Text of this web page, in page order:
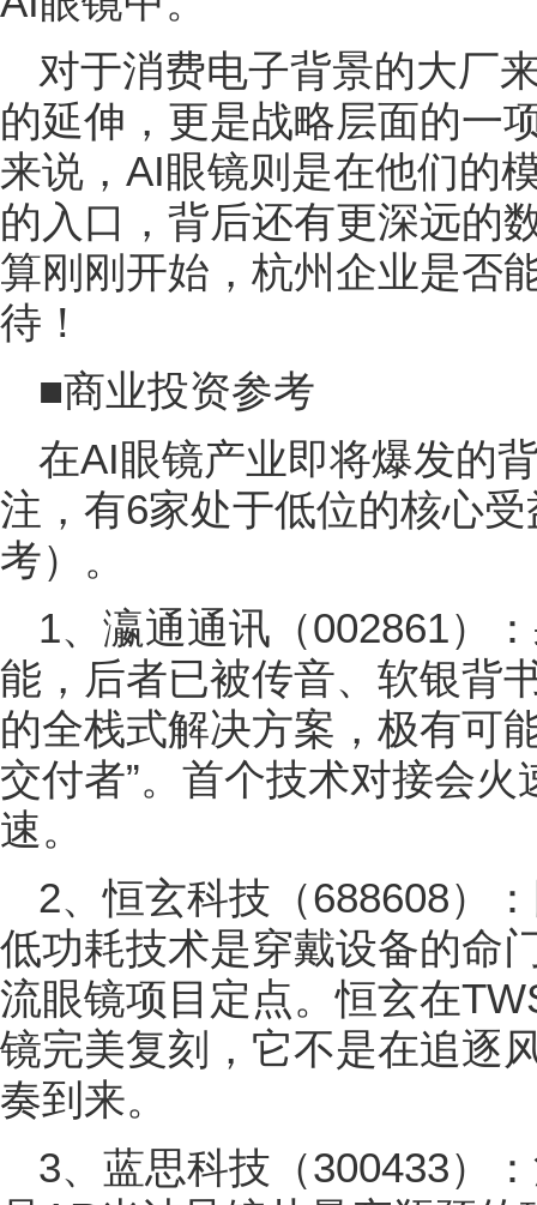
对于消费电子背景的大厂
的延伸，更是战略层面的一
来说，AI眼镜则是在他们的
的入口，背后还有更深远的
算刚刚开始，杭州企业是否
待！
■商业投资参考
在AI眼镜产业即将爆发的
注，有6家处于低位的核心
考）。
1、瀛通通讯（002861）
能，后者已被传音、软银背
的全栈式解决方案，极有可
交付者”。首个技术对接会
速。
2、恒玄科技（688608）
低功耗技术是穿戴设备的命
流眼镜项目定点。恒玄在
镜完美复刻，它不是在追逐
奏到来。
3、蓝思科技（300433）